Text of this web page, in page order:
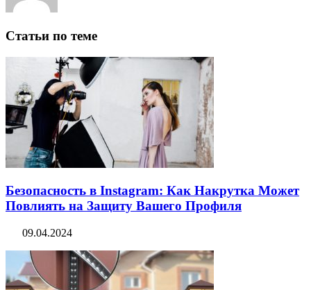
Статьи по теме
Безопасность в Instagram: Как Накрутка Может
Повлиять на Защиту Вашего Профиля
09.04.2024